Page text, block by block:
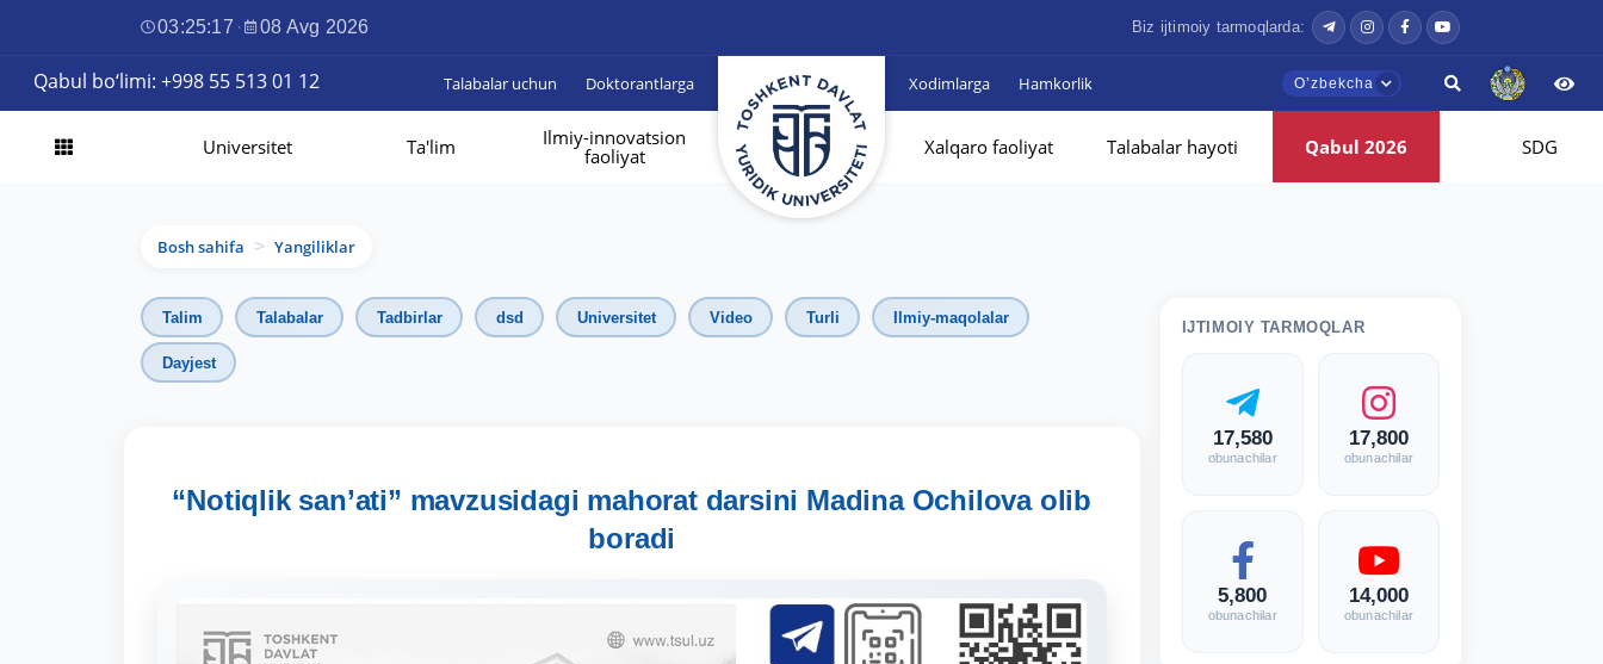
03:25:19 · 08 Avg 2026 Biz ijtimoiy tarmoqlarda:
Qabul bo‘limi: +998 55 513 01 12 Talabalar uchun Doktorantlarga Xodimlarga Hamkorlik Oʼzbekcha
Universitet Ta'lim
Ilmiy-innovatsion
faoliyat
Xalqaro faoliyat Talabalar hayoti Qabul 2026 SDG
Bosh sahifa > Yangiliklar
Talim Talabalar Tadbirlar dsd Universitet Video Turli Ilmiy-maqolalar
Dayjest
“Notiqlik san’ati” mavzusidagi mahorat darsini Madina Ochilova olib
boradi
IJTIMOIY TARMOQLAR
17,580
obunachilar
17,800
obunachilar
5,800
obunachilar
14,000
obunachilar